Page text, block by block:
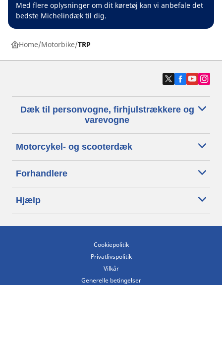
Med flere oplysninger om dit køretøj kan vi anbefale det
bedste Michelindæk til dig.
Home Motorbike TRP
Dæk til personvogne, firhjulstrækkere og
varevogne
Motorcykel- og scooterdæk
Forhandlere
Hjælp
Cookiepolitik
Privatlivspolitik
Vilkår
Generelle betingelser